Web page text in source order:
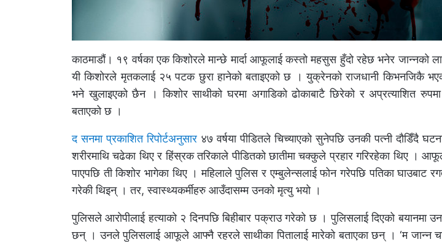
काठमाडौं। १९ वर्षका एक किशोरले मान्छे मार्दा आफूलाई कस्तो महसुस हुँदो रहेछ भनेर जान्नको
यी किशोरले मृतकलाई २५ पटक छुरा हानेको बताइएको छ । युक्रेनको राजधानी किभनजिकै
भने खुलाइएको छैन । किशोर साथीको घरमा अगाडिको ढोकाबाटै छिरेको र अप्रत्याशित
बताएको छ ।
द सनमा प्रकाशित रिपोर्टअनुसार ४७ वर्षया पीडितले चिच्याएको सुनेपछि उनकी पत्नी दौडिँदै
शरीरमाथि चढेका थिए र हिंस्रक तरिकाले पीडितको छातीमा चक्कुले प्रहार गरिरहेका थिए ।
पाएपछि ती किशोर भागेका थिए । महिलाले पुलिस र एम्बुलेन्सलाई फोन गरेपछि पतिका घाउबाट
गरेकी थिइन् । तर, स्वास्थ्यकर्मीहरु आउँदासम्म उनको मृत्यु भयो ।
पुलिसले आरोपीलाई हत्याको २ दिनपछि बिहीबार पक्राउ गरेको छ । पुलिसलाई दिएको बयानमा
छन् । उनले पुलिसलाई आफूले आफ्नै रहरले साथीका पितालाई मारेको बताएका छन् । ‘म जान्न